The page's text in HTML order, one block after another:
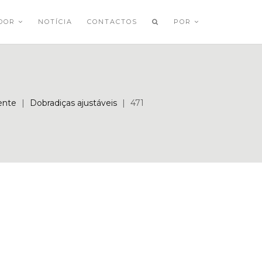
NOTÍCIA CONTACTOS POR
| Dobradiças ajustáveis | 471